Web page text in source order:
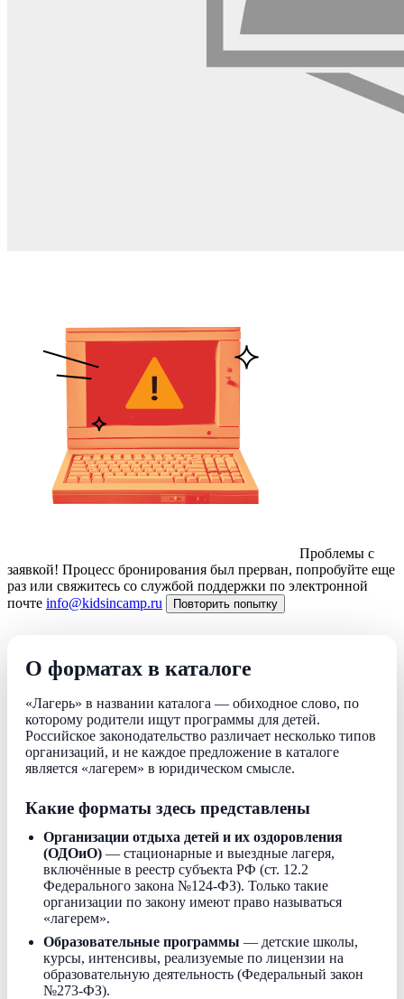
Проблемы с
заявкой! Процесс бронирования был прерван, попробуйте еще
раз или свяжитесь со службой поддержки по электронной
почте info@kidsincamp.ru Повторить попытку
О форматах в каталоге
«Лагерь» в названии каталога — обиходное слово, по
которому родители ищут программы для детей.
Российское законодательство различает несколько типов
организаций, и не каждое предложение в каталоге
является «лагерем» в юридическом смысле.
Какие форматы здесь представлены
Организации отдыха детей и их оздоровления
(ОДОиО) — стационарные и выездные лагеря,
включённые в реестр субъекта РФ (ст. 12.2
Федерального закона №124-ФЗ). Только такие
организации по закону имеют право называться
«лагерем».
Образовательные программы — детские школы,
курсы, интенсивы, реализуемые по лицензии на
образовательную деятельность (Федеральный закон
№273-ФЗ).